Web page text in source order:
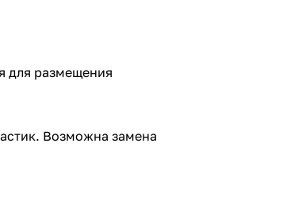
для размещения
Возможна замена